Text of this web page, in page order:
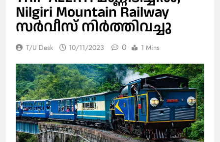
Nilgiri Mountain Railway
സര്‍വീസ് നിര്‍ത്തിവച്ചു
T/U Desk 10/11/2023 0 1 Mins